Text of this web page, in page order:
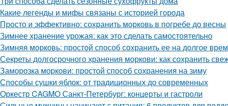
Какие легенды и мифы связаны с историей города
Просто и эффективно: сохранить морковь в погребе до весны
Зимнее хранение урожая: как это сделать самостоятельно
Зимняя морковь: простой способ сохранить ее на долгое
Секреты долгосрочного хранения моркови: как сохранить
Заморозка моркови: простой способ сохранения на зиму
Способы сушки яблок: от традиционных до современных
Оркестр CAGMO Санкт-Петербург: концерты и гастроли